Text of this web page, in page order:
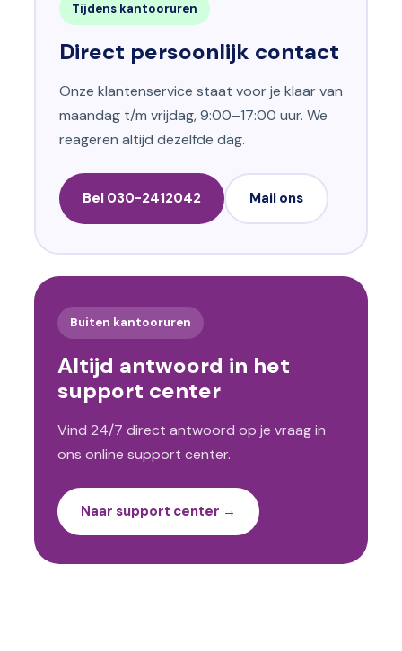
Tijdens kantooruren
Direct persoonlijk contact
Onze klantenservice staat voor je klaar van
maandag t/m vrijdag, 9:00–17:00 uur. We
reageren altijd dezelfde dag.
Bel 030-2412042 Mail ons
Buiten kantooruren
Altijd antwoord in het
support center
Vind 24/7 direct antwoord op je vraag in
ons online support center.
Naar support center →